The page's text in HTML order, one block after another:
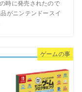
時に発売されたので
がニンテンドースイ
ゲームの事